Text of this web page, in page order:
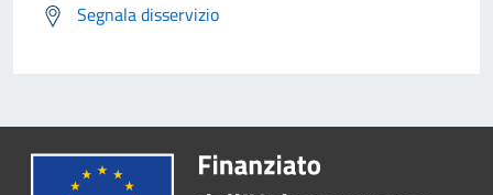
Segnala disservizio